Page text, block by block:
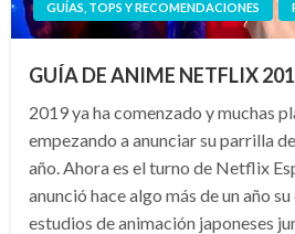
GUÍAS, TOPS Y RECOMENDACIONES
GUÍA DE ANIME NETFLIX
2019 ya ha comenzado y muchas
empezando a anunciar su parrilla
año. Ahora es el turno de Netflix
anunció hace algo más de un año
estudios de animación japoneses